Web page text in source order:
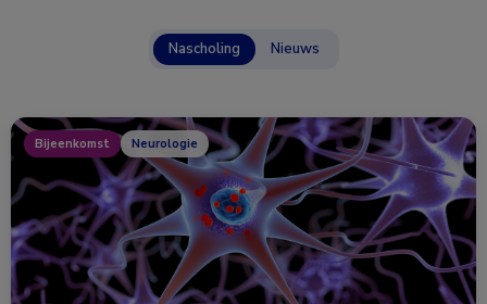
Nascholing Nieuws
Bijeenkomst Neurologie